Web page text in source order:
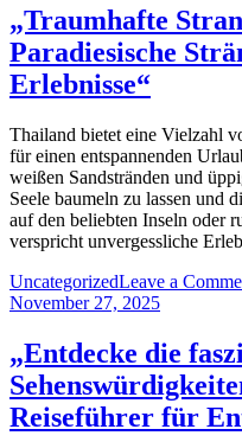
„Traumhafte
Paradiesische
Erlebnisse“
Thailand bietet eine Vielzahl
für einen entspannenden
weißen Sandstränden und
Seele baumeln zu lassen und
auf den beliebten Inseln oder
verspricht unvergessliche
UncategorizedLeave a
November 27, 2025
„Entdecke die
Reiseführer für